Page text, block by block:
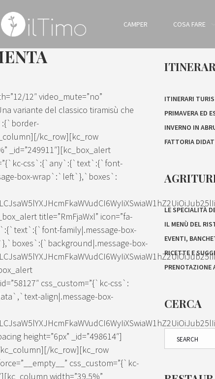
CAMPER COSA FARE
12″ video_mute=”no”
variante del classico tiramisù che
kc_row][kc_row
_id=”249911″][kc_box_alert
css`:{`any`:{`text`:{`font-
box-wrap`:`left`},`boxes`:
title=”RmFjaWxl” icon=”fa-
family|.message-box-
box-
css_custom=”{`kc-css`:
align|.message-box-
height=”6px” _id=”498614″]
kc_column][/kc_row][kc_row
css_custom=”{`kc-
width=”39.5%”
ITINERARI
PRIMAVERA ED
INVERNO IN
FATTORIA
LE SPECIALITÀ
IL MENÙ DEL
EVENTI,
RICETTE E
PRENOTAZIONE
CERCA